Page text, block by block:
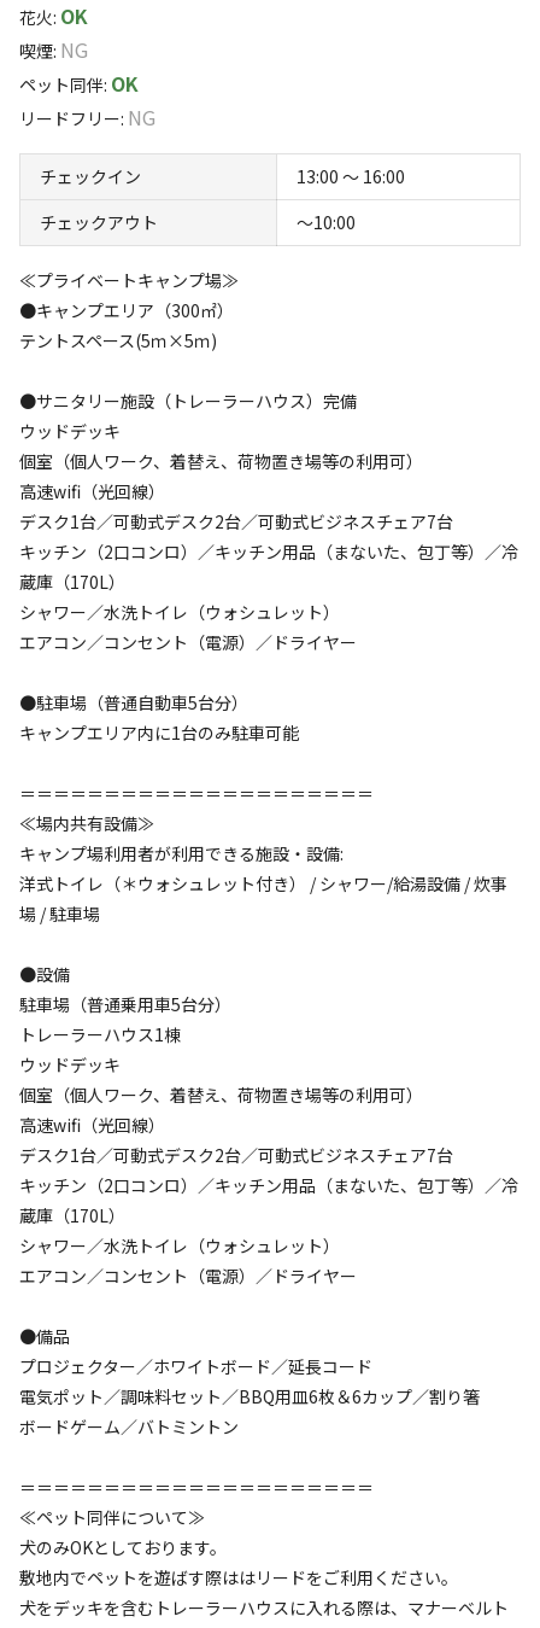
花火: OK
喫煙: NG
ペット同伴: OK
リードフリー: NG
チェックイン
13:00 〜 16:00
チェックアウト
〜10:00
≪プライベートキャンプ場≫
●キャンプエリア（300㎡）
テントスペース(5ｍ×5ｍ)
●サニタリー施設（トレーラーハウス）完備
ウッドデッキ
個室（個人ワーク、着替え、荷物置き場等の利用可）
高速wifi（光回線）
デスク1台／可動式デスク2台／可動式ビジネスチェア7台
キッチン（2口コンロ）／キッチン用品（まないた、包丁等）／冷
蔵庫（170L）
シャワー／水洗トイレ（ウォシュレット）
エアコン／コンセント（電源）／ドライヤー
●駐車場（普通自動車5台分）
キャンプエリア内に1台のみ駐車可能
＝＝＝＝＝＝＝＝＝＝＝＝＝＝＝＝＝＝＝＝＝
≪場内共有設備≫
キャンプ場利用者が利用できる施設・設備:
洋式トイレ（＊ウォシュレット付き） / シャワー/給湯設備 / 炊事
場 / 駐車場
●設備
駐車場（普通乗用車5台分）
トレーラーハウス1棟
ウッドデッキ
個室（個人ワーク、着替え、荷物置き場等の利用可）
高速wifi（光回線）
デスク1台／可動式デスク2台／可動式ビジネスチェア7台
キッチン（2口コンロ）／キッチン用品（まないた、包丁等）／冷
蔵庫（170L）
シャワー／水洗トイレ（ウォシュレット）
エアコン／コンセント（電源）／ドライヤー
●備品
プロジェクター／ホワイトボード／延長コード
電気ポット／調味料セット／BBQ用皿6枚＆6カップ／割り箸
ボードゲーム／バトミントン
＝＝＝＝＝＝＝＝＝＝＝＝＝＝＝＝＝＝＝＝＝
≪ペット同伴について≫
犬のみOKとしております。
敷地内でペットを遊ばす際ははリードをご利用ください。
犬をデッキを含むトレーラーハウスに入れる際は、マナーベルト
キャンプ場からのお知らせ
2026.6.25 更新
よくあるご質問
A. 未就学児は対象外となります。
Q2. 11人以上の利用は可能ですか？
A. キャンプエリアの敷地は300㎡ほどで、タープなしでテン
ト4張りできるほどのスペースのため10名を限度としていま
す。
ただし、子供（小学生）が多く計10名を超過する場合は、子
供を0.5人換算つまり子供2人で大人（中学生以上）1人分と
して計算し、10名以内であれば利用可能となります。
名の場合、大人6人＋子供3.5人＝9.5名となります。予約の際
には0.5は繰り上げ、計10名でお申込みください。
記載をお願いします。＊
利用タイプ
宿泊 日帰り
チェックイン チェックアウト
利用人数
検索対象
キャンプサイト（3 件）